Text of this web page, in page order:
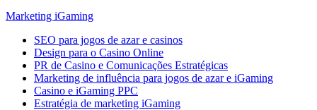
Marketing iGaming
SEO para jogos de azar e casinos
Design para o Casino Online
PR de Casino e Comunicações Estratégicas
Marketing de influência para jogos de azar e iGaming
Casino e iGaming PPC
Estratégia de marketing iGaming